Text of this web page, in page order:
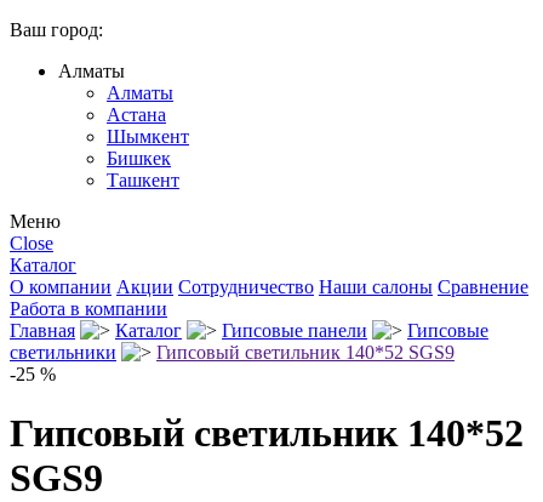
Ваш город:
Алматы
Алматы
Астана
Шымкент
Бишкек
Ташкент
Меню
Close
Каталог
О компании Акции Сотрудничество Наши салоны Сравнение
Работа в компании
Главная
Каталог Гипсовые панели
Гипсовые
светильники
Гипсовый светильник 140*52 SGS9
-25 %
Гипсовый светильник 140*52
SGS9